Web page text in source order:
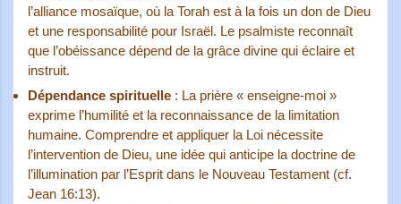
l’alliance mosaïque, où la Torah est à la fois un don de Dieu
et une responsabilité pour Israël. Le psalmiste reconnaît
que l’obéissance dépend de la grâce divine qui éclaire et
instruit.
Dépendance spirituelle : La prière « enseigne-moi »
exprime l’humilité et la reconnaissance de la limitation
humaine. Comprendre et appliquer la Loi nécessite
l’intervention de Dieu, une idée qui anticipe la doctrine de
l’illumination par l’Esprit dans le Nouveau Testament (cf.
Jean 16:13).